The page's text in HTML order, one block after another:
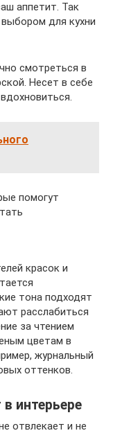
аппетит. Так
для кухни
смотреться в
Несет в себе
помогут
красок и
тона подходят
расслабиться
за чтением
цветам в
журнальный
оттенков.
интерьере
отвлекает и не